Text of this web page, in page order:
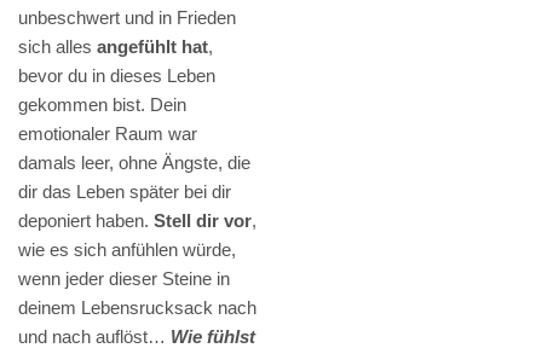
unbeschwert und in Frieden
sich alles angefühlt hat,
bevor du in dieses Leben
gekommen bist. Dein
emotionaler Raum war
damals leer, ohne Ängste, die
dir das Leben später bei dir
deponiert haben. Stell dir vor,
wie es sich anfühlen würde,
wenn jeder dieser Steine in
deinem Lebensrucksack nach
und nach auflöst… Wie fühlst